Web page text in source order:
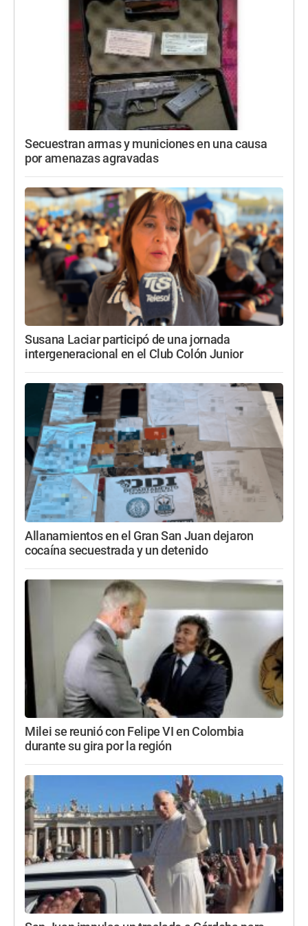
Secuestran armas y municiones en una causa
por amenazas agravadas
Susana Laciar participó de una jornada
intergeneracional en el Club Colón Junior
Allanamientos en el Gran San Juan dejaron
cocaína secuestrada y un detenido
Milei se reunió con Felipe VI en Colombia
durante su gira por la región